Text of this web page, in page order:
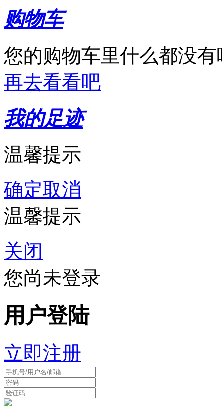
购物车
您的购物车里什么都没有
再去看看吧
我的足迹
温馨提示
确定取消
温馨提示
关闭
您尚未登录
用户登陆
立即注册